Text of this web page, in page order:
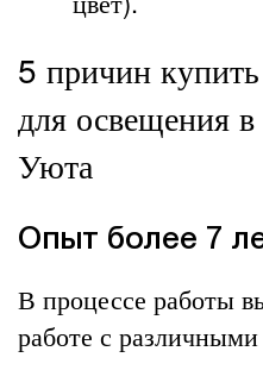
5 причин
для освещения
Уюта
Опыт более 7
В процессе работы
работе с